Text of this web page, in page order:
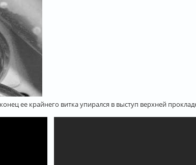
ее крайнего витка упирался в выступ верхней